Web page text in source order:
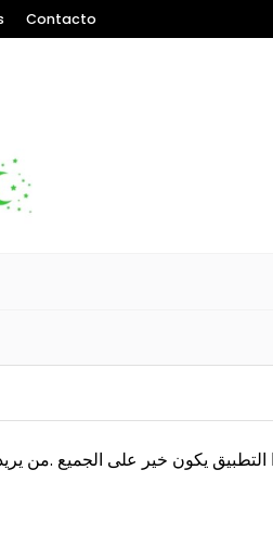
Contacto
يكون خير على الجميع .من